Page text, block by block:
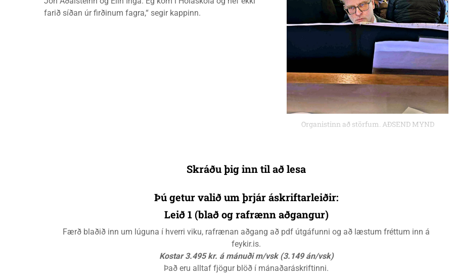
Organistinn að störfum. AÐSEND MYND
farið síðan úr firðinum fagra,“ segir kappinn.
Skráðu þig inn til að lesa
Þú getur valið um þrjár áskriftarleiðir:
Leið 1 (blað og rafrænn aðgangur)
Færð blaðið inn um lúguna í hverri viku, rafrænan aðgang að pdf útgáfunni og að læstum fréttum inn á
feykir.is.
Kostar 3.495 kr. á mánuði m/vsk (3.149 án/vsk)
Það eru alltaf fjögur blöð í mánaðaráskriftinni.